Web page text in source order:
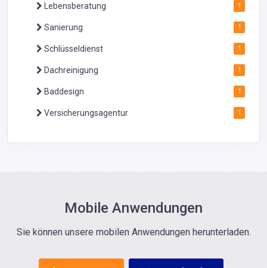
Lebensberatung 1
Sanierung 1
Schlüsseldienst 1
Dachreinigung 1
Baddesign 1
Versicherungsagentur 1
Mobile Anwendungen
Sie können unsere mobilen Anwendungen herunterladen.